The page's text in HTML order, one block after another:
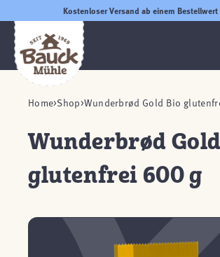
Kostenloser Versand ab einem
Home Shop Wunderbrød Gold Bio
Wunderbrød
glutenfrei 600 g